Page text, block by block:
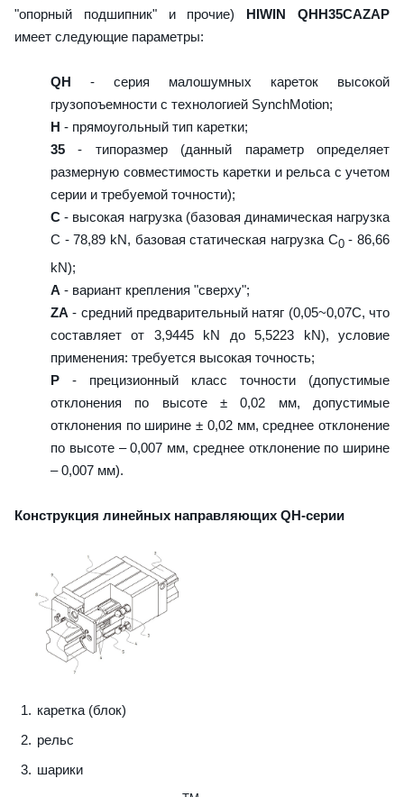
"опорный подшипник" и прочие) HIWIN QHH35CAZAP
имеет следующие параметры:
QH - серия малошумных кареток высокой
грузопоъемности с технологией SynchMotion;
H - прямоугольный тип каретки;
35 - типоразмер (данный параметр определяет
размерную совместимость каретки и рельса с учетом
серии и требуемой точности);
C - высокая нагрузка (базовая динамическая нагрузка
C - 78,89 kN, базовая статическая нагрузка С0- 86,66
kN);
A - вариант крепления "сверху";
ZA - средний предварительный натяг (0,05~0,07C, что
составляет от 3,9445 kN до 5,5223 kN), условие
применения: требуется высокая точность;
P - прецизионный класс точности (допустимые
отклонения по высоте ± 0,02 мм, допустимые
отклонения по ширине ± 0,02 мм, среднее отклонение
по высоте – 0,007 мм, среднее отклонение по ширине
– 0,007 мм).
Конструкция линейных направляющих QН-серии
каретка (блок)
рельс
шарики